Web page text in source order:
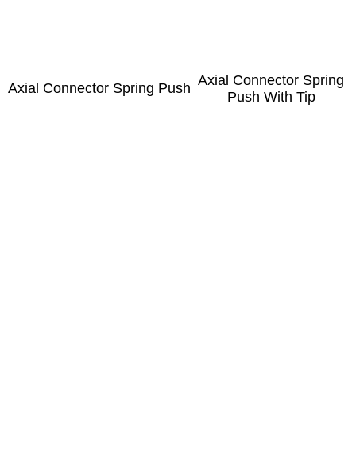
Axial Connector Spring Push Axial Connector Spring
Push With Tip